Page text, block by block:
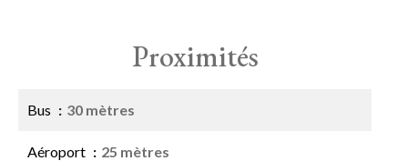
Proximités
Bus 30 mètres
Aéroport 25 mètres